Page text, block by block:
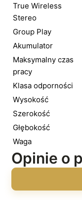
True Wireless
Stereo
Group Play
Akumulator
Maksymalny czas
pracy
Klasa odporności
Wysokość
Szerokość
Głębokość
Waga
Opinie o